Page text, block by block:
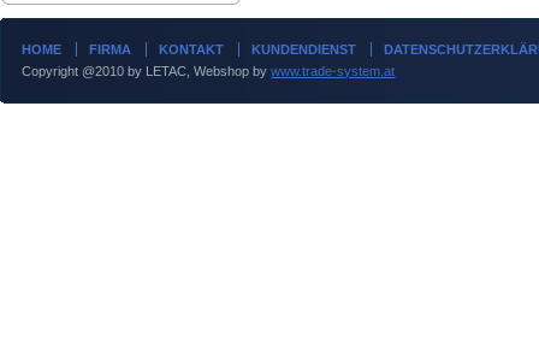
HOME FIRMA KONTAKT KUNDENDIENST
Copyright @2010 by LETAC, Webshop bywww.trade-system.at